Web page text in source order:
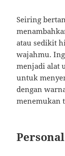
Seiring
atau sedikit
wajahmu.
menjadi alat
untuk
dengan
menemukan